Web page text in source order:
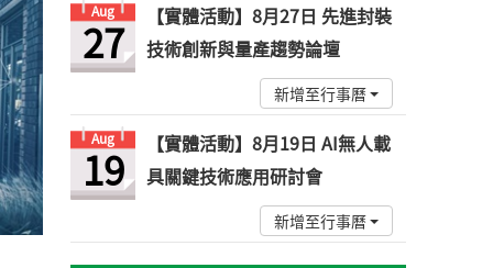
Aug
27
【實體活動】8月27日 先進封裝
技術創新與量產趨勢論壇
新增至行事曆
Aug
19
【實體活動】8月19日 AI無人載
具關鍵技術應用研討會
新增至行事曆